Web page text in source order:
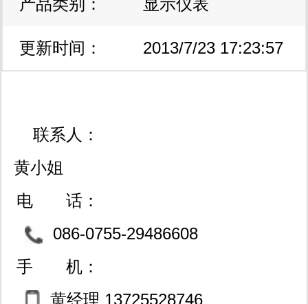
更新时间： 2013/7/23 17:23:57
联系人：
黄小姐
电 话：
086-0755-29486608
29486609
手 机：
黄经理 13725528746